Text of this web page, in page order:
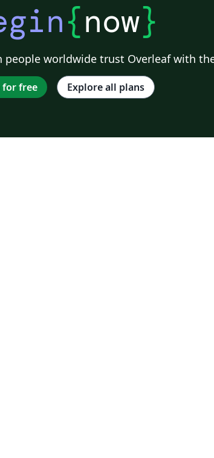
{now}
people worldwide trust Overleaf with
for free Explore all plans